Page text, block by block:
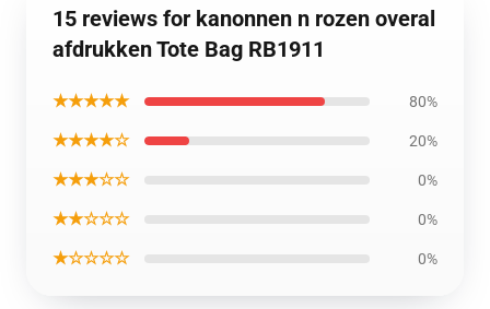
15 reviews for kanonnen n rozen overal
afdrukken Tote Bag RB1911
★★★★★ 80%
★★★★☆ 20%
★★★☆☆ 0%
★★☆☆☆ 0%
★☆☆☆☆ 0%